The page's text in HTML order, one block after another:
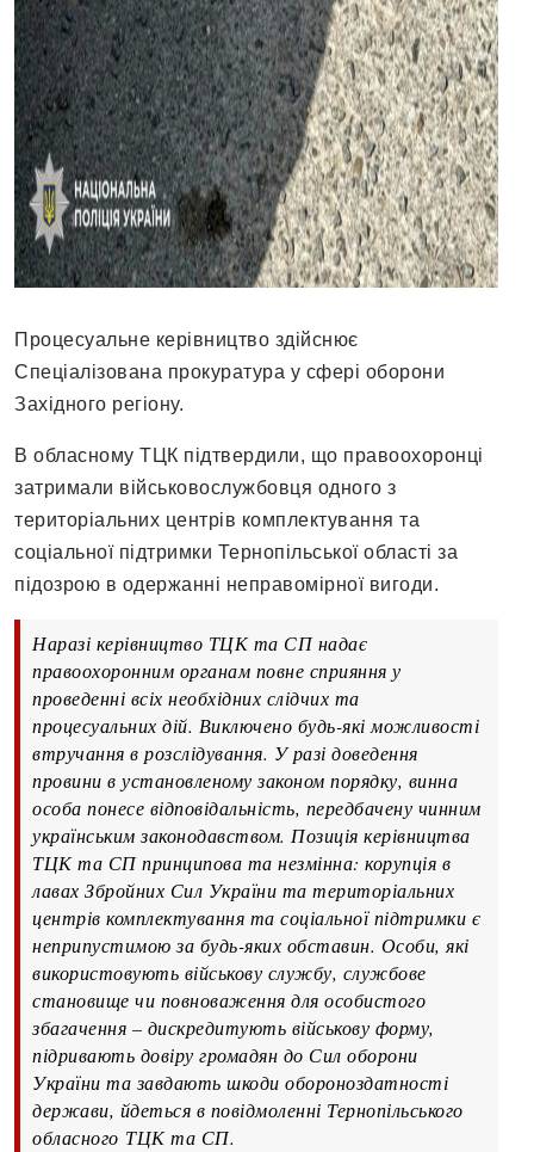
Процесуальне керівництво здійснює
Спеціалізована прокуратура у сфері оборони
Західного регіону.
В обласному ТЦК підтвердили, що правоохоронці
затримали військовослужбовця одного з
територіальних центрів комплектування та
соціальної підтримки Тернопільської області за
підозрою в одержанні неправомірної вигоди.
Наразі керівництво ТЦК та СП надає
правоохоронним органам повне сприяння у
проведенні всіх необхідних слідчих та
процесуальних дій. Виключено будь-які можливості
втручання в розслідування. У разі доведення
провини в установленому законом порядку, винна
особа понесе відповідальність, передбачену чинним
українським законодавством. Позиція керівництва
ТЦК та СП принципова та незмінна: корупція в
лавах Збройних Сил України та територіальних
центрів комплектування та соціальної підтримки є
неприпустимою за будь-яких обставин. Особи, які
використовують військову службу, службове
становище чи повноваження для особистого
збагачення – дискредитують військову форму,
підривають довіру громадян до Сил оборони
України та завдають шкоди обороноздатності
держави, йдеться в повідмоленні Тернопільського
обласного ТЦК та СП.